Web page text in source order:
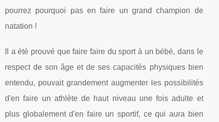
pourrez pourquoi pas en faire un grand champion de
natation !
Il a été prouvé que faire faire du sport à un bébé, dans le
respect de son âge et de ses capacités physiques bien
entendu, pouvait grandement augmenter les possibilités
d'en faire un athlète de haut niveau une fois adulte et
plus globalement d'en faire un sportif, ce qui aura bien